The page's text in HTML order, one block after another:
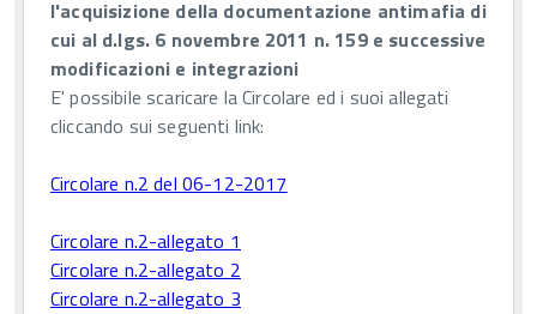
l'acquisizione della documentazione antimafia di
cui al d.lgs. 6 novembre 2011 n. 159 e successive
modificazioni e integrazioni
E' possibile scaricare la Circolare ed i suoi allegati
cliccando sui seguenti link:
Circolare n.2 del 06-12-2017
Circolare n.2-allegato 1
Circolare n.2-allegato 2
Circolare n.2-allegato 3